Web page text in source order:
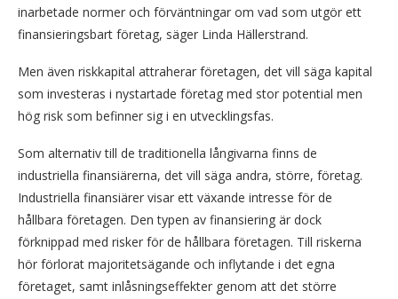
inarbetade normer och förväntningar om vad som utgör ett
finansieringsbart företag, säger Linda Hällerstrand.
Men även riskkapital attraherar företagen, det vill säga kapital
som investeras i nystartade företag med stor potential men
hög risk som befinner sig i en utvecklingsfas.
Som alternativ till de traditionella långivarna finns de
industriella finansiärerna, det vill säga andra, större, företag.
Industriella finansiärer visar ett växande intresse för de
hållbara företagen. Den typen av finansiering är dock
förknippad med risker för de hållbara företagen. Till riskerna
hör förlorat majoritetsägande och inflytande i det egna
företaget, samt inlåsningseffekter genom att det större